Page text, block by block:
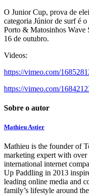
O Junior Cup, prova de
categoria Júnior de surf é
Porto & Matosinhos Wave
16 de outubro.
Videos:
https://vimeo.com/
https://vimeo.com/
Sobre o autor
Mathieu Astier
Mathieu is the founder of
marketing expert with over
international internet
Up Paddling in 2013
leading online media and
family’s lifestyle around